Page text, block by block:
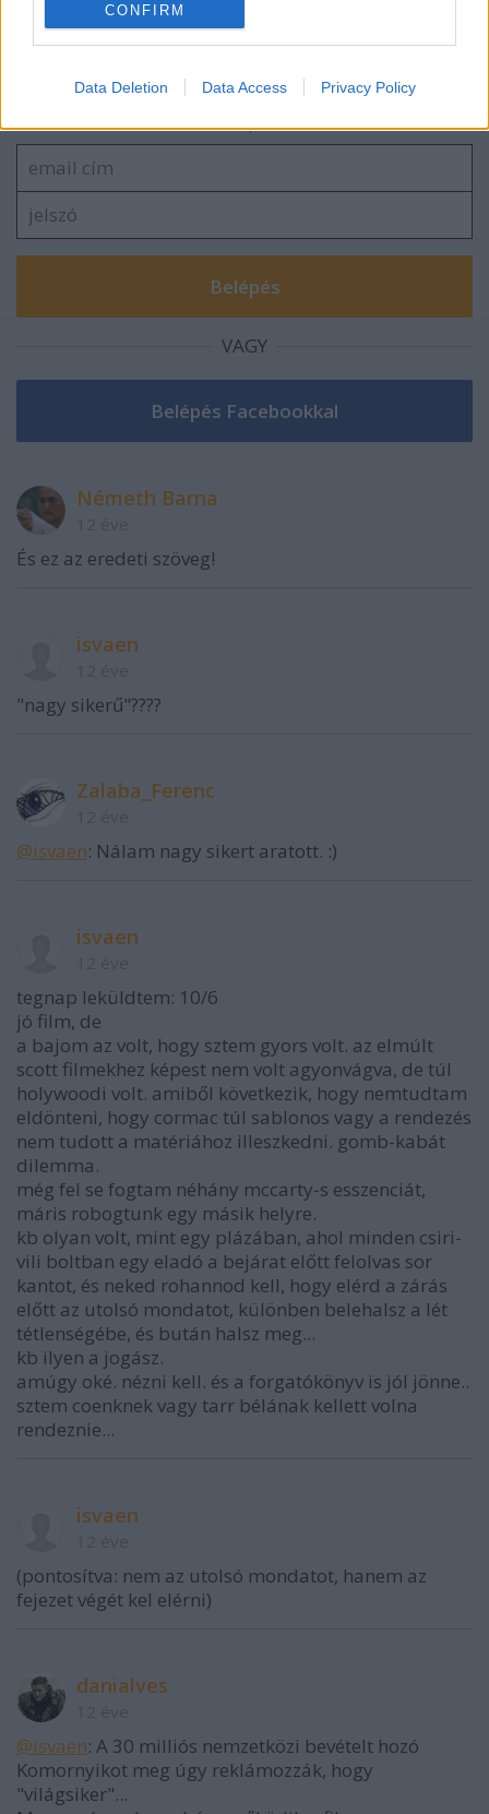
CONFIRM
Data Deletion Data Access Privacy Policy
Szólj hozzá!
VAGY
Németh Barna
És ez az eredeti szöveg!
isvaen
"nagy sikerű"????
Zalaba_Ferenc
@isvaen: Nálam nagy sikert aratott. :)
isvaen
tegnap leküldtem: 10/6
jó film, de
a bajom az volt, hogy sztem gyors volt. az elmúlt
scott filmekhez képest nem volt agyonvágva, de túl
holywoodi volt. amiből következik, hogy nemtudtam
eldönteni, hogy cormac túl sablonos vagy a rendezés
nem tudott a matériához illeszkedni. gomb-kabát
dilemma.
még fel se fogtam néhány mccarty-s esszenciát,
máris robogtunk egy másik helyre.
kb olyan volt, mint egy plázában, ahol minden csiri-
vili boltban egy eladó a bejárat előtt felolvas sor
kantot, és neked rohannod kell, hogy elérd a zárás
előtt az utolsó mondatot, különben belehalsz a lét
tétlenségébe, és bután halsz meg...
kb ilyen a jogász.
amúgy oké. nézni kell. és a forgatókönyv is jól jönne..
sztem coenknek vagy tarr bélának kellett volna
rendeznie...
isvaen
(pontosítva: nem az utolsó mondatot, hanem az
fejezet végét kel elérni)
danialves
@isvaen: A 30 milliós nemzetközi bevételt hozó
Komornyikot meg úgy reklámozzák, hogy
"világsiker"...